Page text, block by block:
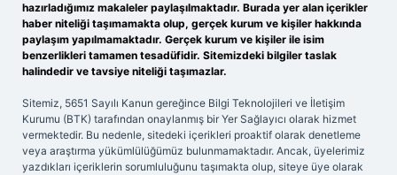
hazırladığımız makaleler paylaşılmaktadır. Burada yer alan içerikler
haber niteliği taşımamakta olup, gerçek kurum ve kişiler hakkında
paylaşım yapılmamaktadır. Gerçek kurum ve kişiler ile isim
benzerlikleri tamamen tesadüfidir. Sitemizdeki bilgiler taslak
halindedir ve tavsiye niteliği taşımazlar.
Sitemiz, 5651 Sayılı Kanun gereğince Bilgi Teknolojileri ve İletişim
Kurumu (BTK) tarafından onaylanmış bir Yer Sağlayıcı olarak hizmet
vermektedir. Bu nedenle, sitedeki içerikleri proaktif olarak denetleme
veya araştırma yükümlülüğümüz bulunmamaktadır. Ancak, üyelerimiz
yazdıkları içeriklerin sorumluluğunu taşımakta olup, siteye üye olarak